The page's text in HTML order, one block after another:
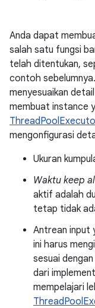
Anda dapat
salah satu fungsi
telah ditentukan,
contoh
menyesuaikan
membuat instance
mengonfigurasi
Ukuran
Waktu keep
aktif adalah
tetap tidak
Antrean input
ini harus
sesuai
dari
mempelajari